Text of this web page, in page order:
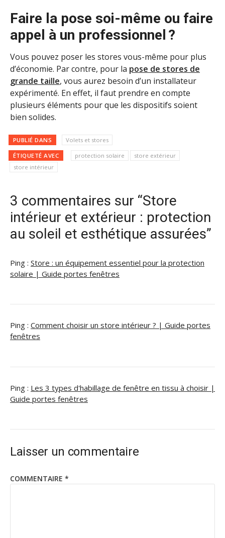
Faire la pose soi-même ou faire
appel à un professionnel ?
Vous pouvez poser les stores vous-même pour plus
d’économie. Par contre, pour la pose de stores de
grande taille, vous aurez besoin d’un installateur
expérimenté. En effet, il faut prendre en compte
plusieurs éléments pour que les dispositifs soient
bien solides.
PUBLIÉ DANS Volets et stores
ÉTIQUETÉ AVEC protection solaire
store extérieur
store intérieur
3 commentaires sur “Store
intérieur et extérieur : protection
au soleil et esthétique assurées”
Ping : Store : un équipement essentiel pour la protection
solaire | Guide portes fenêtres
Ping : Comment choisir un store intérieur ? | Guide portes
fenêtres
Ping : Les 3 types d'habillage de fenêtre en tissu à choisir |
Guide portes fenêtres
Laisser un commentaire
COMMENTAIRE *